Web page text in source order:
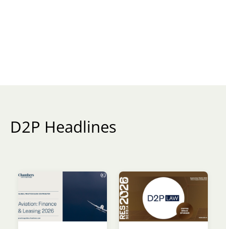
Karijera
D2P Headlines